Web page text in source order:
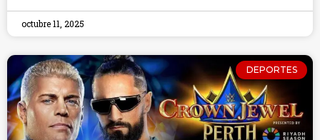
octubre 11, 2025
DEPORTES